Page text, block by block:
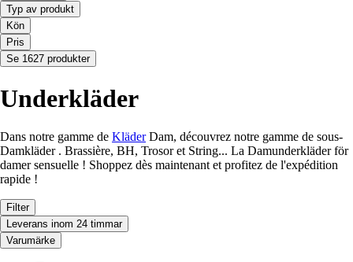
Typ av produkt
Kön
Pris
Se 1627 produkter
Underkläder
Dans notre gamme de KläderDam, découvrez notre gamme de sous-
Damkläder . Brassière, BH, Trosor et String... La Damunderkläder för
damer sensuelle ! Shoppez dès maintenant et profitez de l'expédition
rapide !
Filter
Leverans inom 24 timmar
Varumärke